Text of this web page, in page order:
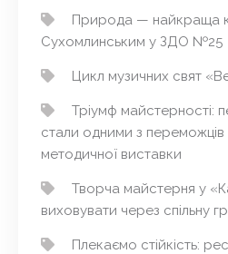
Природа — найкраща
Сухомлинським у ЗДО №25
Цикл музичних свят
Тріумф майстерності:
стали одними з
методичної виставки
Творча майстерня у
виховувати через спільну
Плекаємо стійкість: